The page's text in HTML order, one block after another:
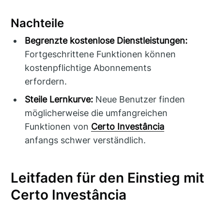
Nachteile
Begrenzte kostenlose Dienstleistungen:
Fortgeschrittene Funktionen können
kostenpflichtige Abonnements
erfordern.
Steile Lernkurve: Neue Benutzer finden
möglicherweise die umfangreichen
Funktionen von Certo Investância
anfangs schwer verständlich.
Leitfaden für den Einstieg mit
Certo Investância